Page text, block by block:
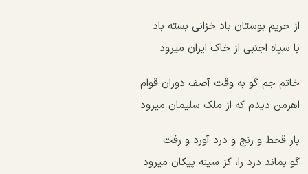
ﺍﺯ ﺣﺮﯾﻢ ﺑﻮﺳﺘﺎﻥ ﺑﺎﺩ ﺧﺰﺍﻧﯽ ﺑﺴﺘﻪ ﺑﺎﺩ
ﺑﺎ ﺳﭙﺎﻩ ﺍﺟﻨﺒﯽ ﺍﺯ ﺧﺎﮎ ﺍﯾﺮﺍﻥ ﻣﯿﺮﻭﺩ
ﺧﺎﺗﻢ ﺟﻢ ﮔﻮ ﺑﻪ ﻭﻗﺖ ﺁﺻﻒ ﺩﻭﺭﺍﻥ ﻗﻮﺍﻡ
ﺍﻫﺮﻣﻦ ﺩﯾﺪﻡ ﮐﻪ ﺍﺯ ﻣﻠﮏ ﺳﻠﯿﻤﺎﻥ ﻣﯿﺮﻭﺩ
ﺑﺎﺭ ﻗﺤﻂ ﻭ ﺭﻧﺞ ﻭ ﺩﺭﺩ ﺁﻭﺭﺩ ﻭ ﺭﻓﺖ
ﮔﻮ ﺑﻤﺎﻧﺪ ﺩﺭﺩ ﺭﺍ، ﮐﺰ ﺳﯿﻨﻪ ﭘﯿﮑﺎﻥ ﻣﯿﺮﻭﺩ